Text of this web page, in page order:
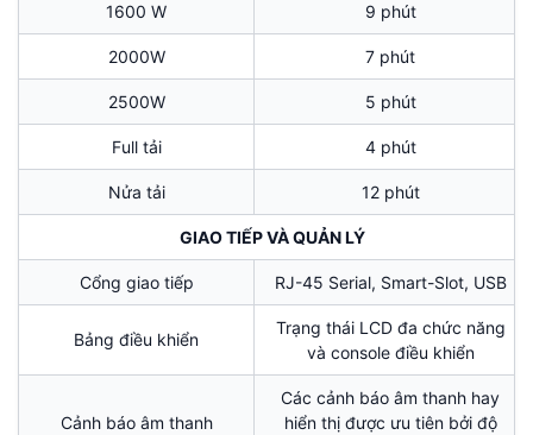
1600 W 9 phút
2000W 7 phút
2500W 5 phút
Full tải 4 phút
Nửa tải 12 phút
GIAO TIẾP VÀ QUẢN LÝ
Cổng giao tiếp RJ-45 Serial, Smart-Slot, USB
Bảng điều khiển
Trạng thái LCD đa chức năng
và console điều khiển
Cảnh báo âm thanh
Các cảnh báo âm thanh hay
hiển thị được ưu tiên bởi độ